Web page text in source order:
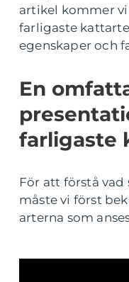
artikel kommer
farligaste
egenskaper och
En
farligaste
För att förstå
måste vi först
arterna som